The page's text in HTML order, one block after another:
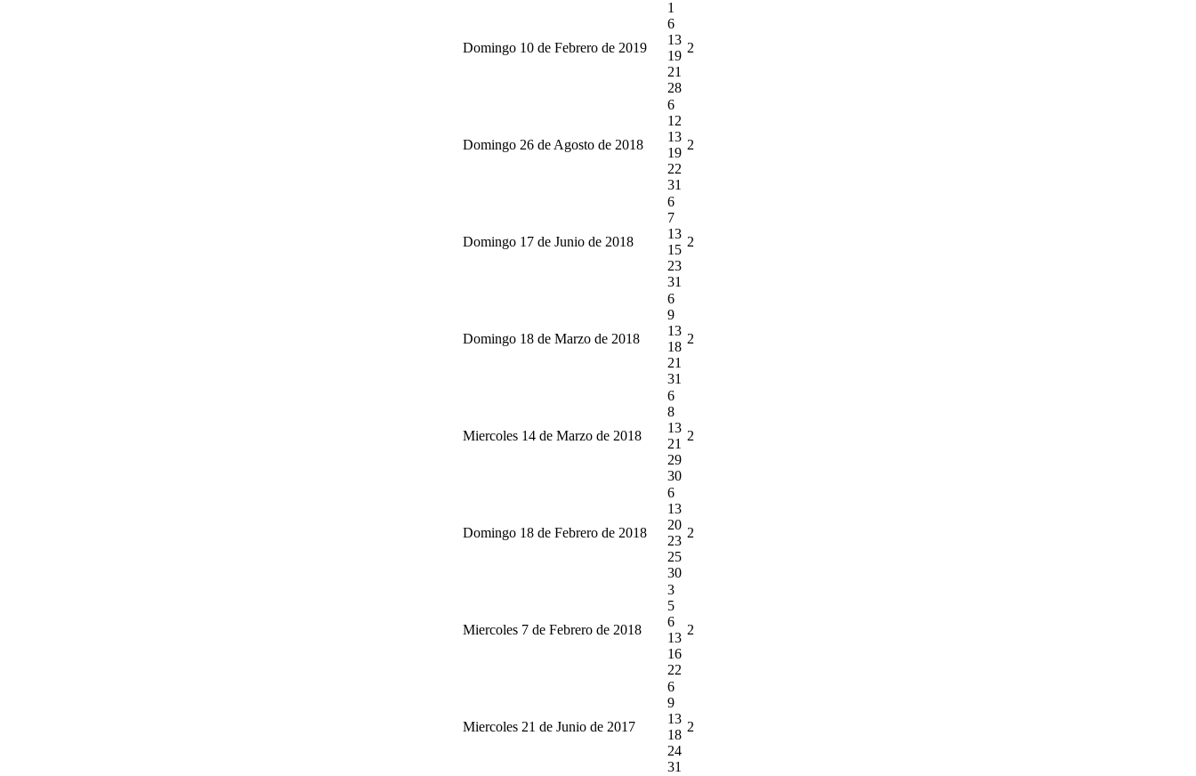
Domingo 10 de Febrero de 2019
1
6
13
19
21
28
2
Domingo 26 de Agosto de 2018
6
12
13
19
22
31
2
Domingo 17 de Junio de 2018
6
7
13
15
23
31
2
Domingo 18 de Marzo de 2018
6
9
13
18
21
31
2
Miercoles 14 de Marzo de 2018
6
8
13
21
29
30
2
Domingo 18 de Febrero de 2018
6
13
20
23
25
30
2
Miercoles 7 de Febrero de 2018
3
5
6
13
16
22
2
Miercoles 21 de Junio de 2017
6
9
13
18
24
31
2